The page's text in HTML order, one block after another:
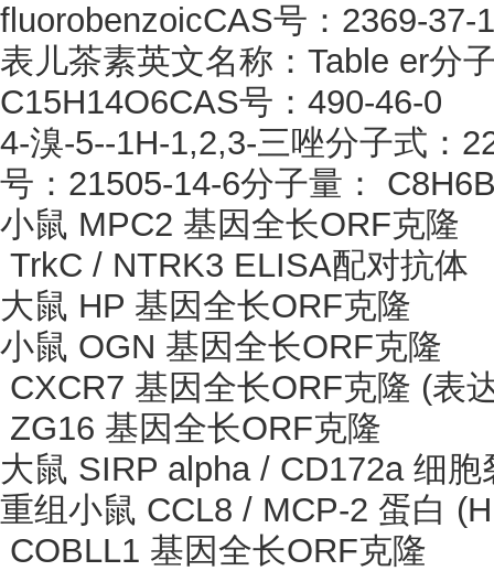
fluorobenzoicCAS号：2369-37-
表儿茶素英文名称： Table er分
C15H14O6CAS号：490-46-0
4-溴-5--1H-1,2,3-三唑分子式：
号：21505-14-6分子量：
小鼠 MPC2 基因全长ORF克隆
TrkC / NTRK3 ELISA配对抗体
大鼠 HP 基因全长ORF克隆
小鼠 OGN 基因全长ORF克隆
CXCR7 基因全长ORF克隆 (表
ZG16 基因全长ORF克隆
大鼠 SIRP alpha / CD172a 细
重组小鼠 CCL8 / MCP-2 蛋白
COBLL1 基因全长ORF克隆